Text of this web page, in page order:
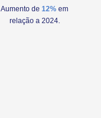
Aumento de 12% em
relação a 2024.